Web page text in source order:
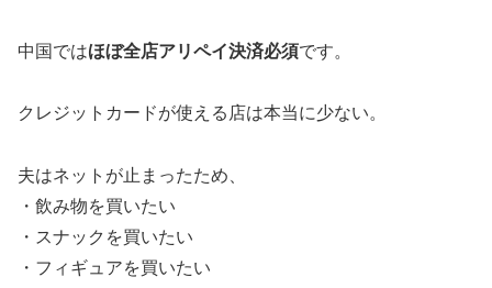
中国ではほぼ全店アリペイ決済必須です。
クレジットカードが使える店は本当に少ない。
夫はネットが止まったため、
・飲み物を買いたい
・スナックを買いたい
・フィギュアを買いたい